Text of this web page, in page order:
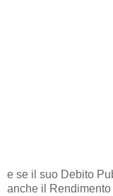
e se il suo Debito
anche il